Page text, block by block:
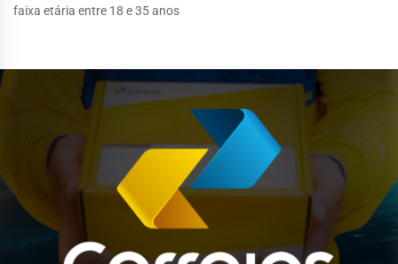
faixa etária entre 18 e 35 anos